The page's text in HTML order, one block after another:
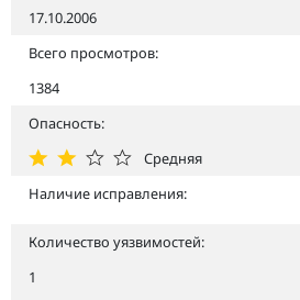
17.10.2006
Всего просмотров:
1384
Опасность:
Средняя
Наличие исправления:
Количество уязвимостей:
1